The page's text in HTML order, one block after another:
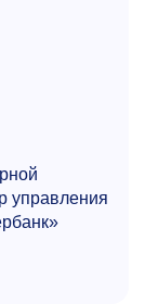
управления